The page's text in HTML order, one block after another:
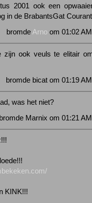
2001 ook een
in de BrabantsGat
bromde Arno om 01:02
zijn ook veuls te elitair
bromde bicat om 01:19
was het niet?
bromde Marnix om 01:21
KINK!!!